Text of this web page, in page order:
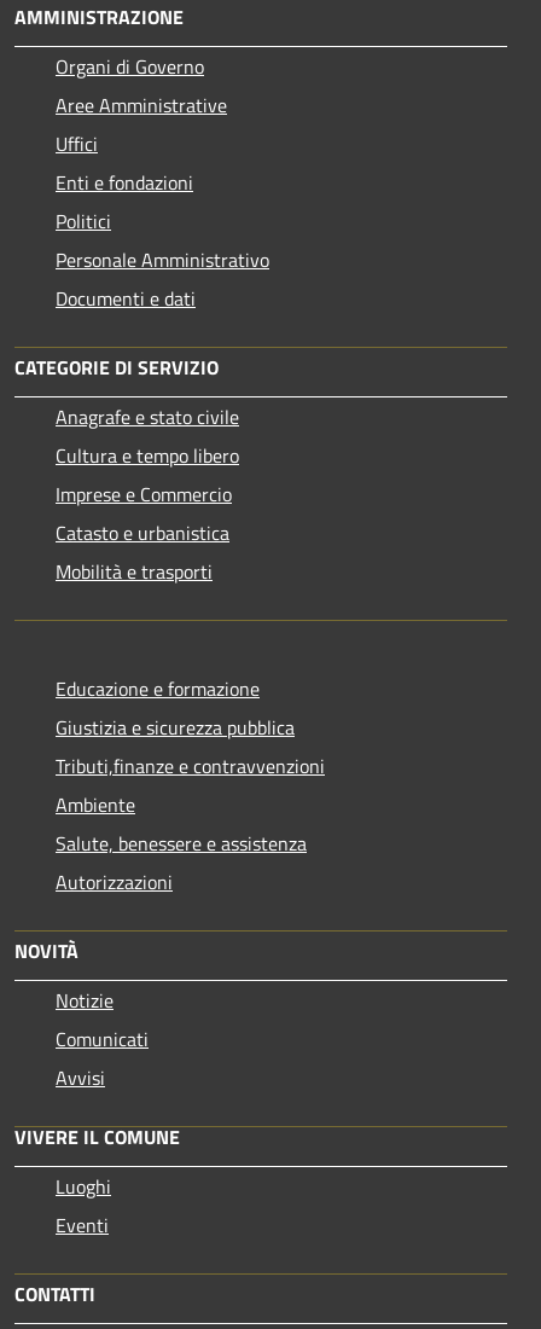
AMMINISTRAZIONE
Organi di Governo
Aree Amministrative
Uffici
Enti e fondazioni
Politici
Personale Amministrativo
Documenti e dati
CATEGORIE DI SERVIZIO
Anagrafe e stato civile
Cultura e tempo libero
Imprese e Commercio
Catasto e urbanistica
Mobilità e trasporti
Educazione e formazione
Giustizia e sicurezza pubblica
Tributi,finanze e contravvenzioni
Ambiente
Salute, benessere e assistenza
Autorizzazioni
NOVITÀ
Notizie
Comunicati
Avvisi
VIVERE IL COMUNE
Luoghi
Eventi
CONTATTI